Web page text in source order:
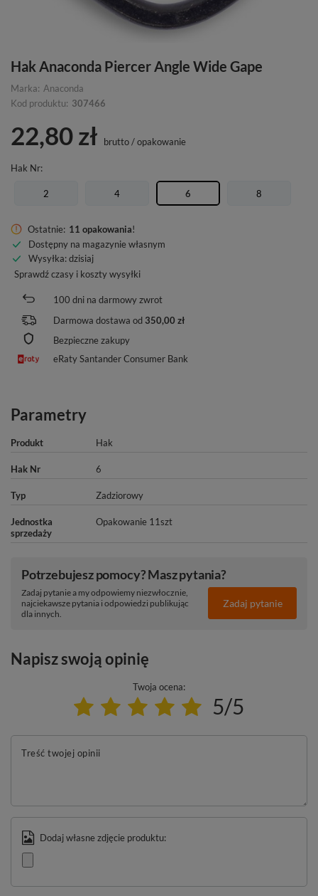
Hak Anaconda Piercer Angle Wide Gape
Marka: Anaconda
Kod produktu: 307466
22,80 zł brutto/opakowanie
Hak Nr
2 4 6 8
Ostatnie: 11 opakowania!
Dostępny na magazynie własnym
Wysyłka: dzisiaj
Sprawdź czasy i koszty wysyłki
100 dni na darmowy zwrot
Darmowa dostawa od 350,00 zł
Bezpieczne zakupy
eRaty Santander Consumer Bank
Parametry
Produkt Hak
Hak Nr 6
Typ Zadziorowy
Jednostka
sprzedaży
Opakowanie 11szt
Potrzebujesz pomocy? Masz pytania?
Zadaj pytanie a my odpowiemy niezwłocznie,
najciekawsze pytania i odpowiedzi publikując
dla innych.
Zadaj pytanie
Napisz swoją opinię
Twoja ocena:
5/5
Treść twojej opinii
Dodaj własne zdjęcie produktu: